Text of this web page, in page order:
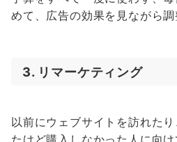
めて、広告の効果を見ながら調
3. リマーケティング
以前にウェブサイトを訪れた
たけど購入しなかった人に向